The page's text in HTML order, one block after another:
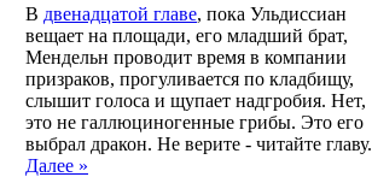
В двенадцатой главе, пока Ульдиссиан
вещает на площади, его младший брат,
Мендельн проводит время в компании
призраков, прогуливается по кладбищу,
слышит голоса и щупает надгробия. Нет,
это не галлюциногенные грибы. Это его
выбрал дракон. Не верите - читайте главу.
Далее »